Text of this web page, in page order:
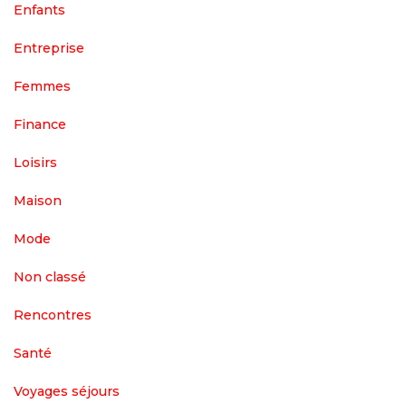
Enfants
Entreprise
Femmes
Finance
Loisirs
Maison
Mode
Non classé
Rencontres
Santé
Voyages séjours